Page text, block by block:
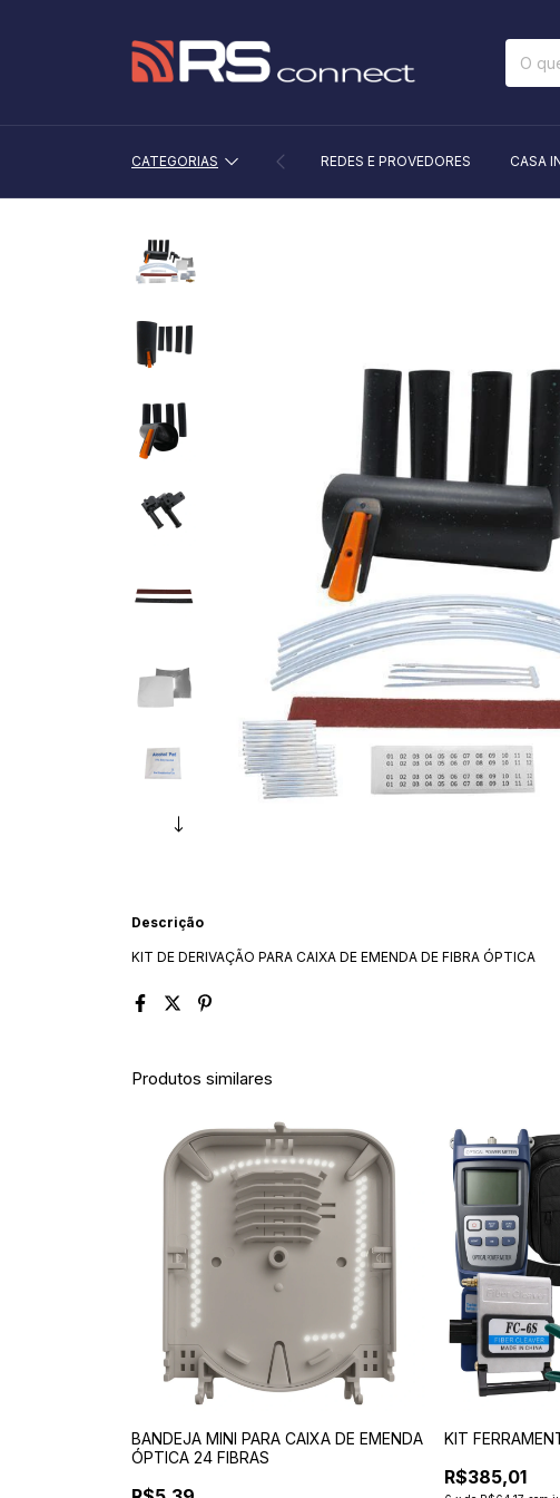
CATEGORIAS REDES E PROVEDORES CASA
Descrição
KIT DE DERIVAÇÃO PARA CAIXA DE EMENDA DE FIBRA ÓPTICA
Produtos similares
BANDEJA MINI PARA CAIXA DE EMENDA
ÓPTICA 24 FIBRAS
KIT
R$385,01